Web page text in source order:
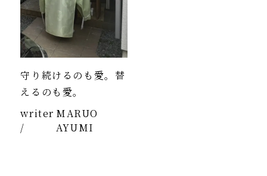
守り続けるのも愛。替
えるのも愛。
writer
/
MARUO
AYUMI